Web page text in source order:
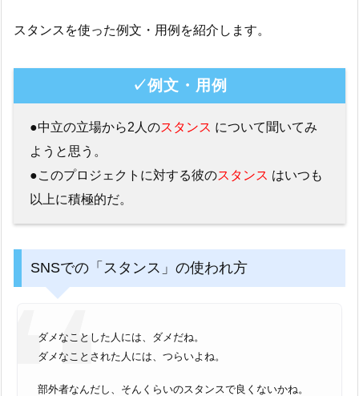
スタンスを使った例文・用例を紹介します。
✓例文・用例
●中立の立場から2人のスタンス について聞いてみ
ようと思う。
●このプロジェクトに対する彼のスタンス はいつも
以上に積極的だ。
SNSでの「スタンス」の使われ方
ダメなことした人には、ダメだね。
ダメなことされた人には、つらいよね。
部外者なんだし、そんくらいのスタンスで良くないかね。